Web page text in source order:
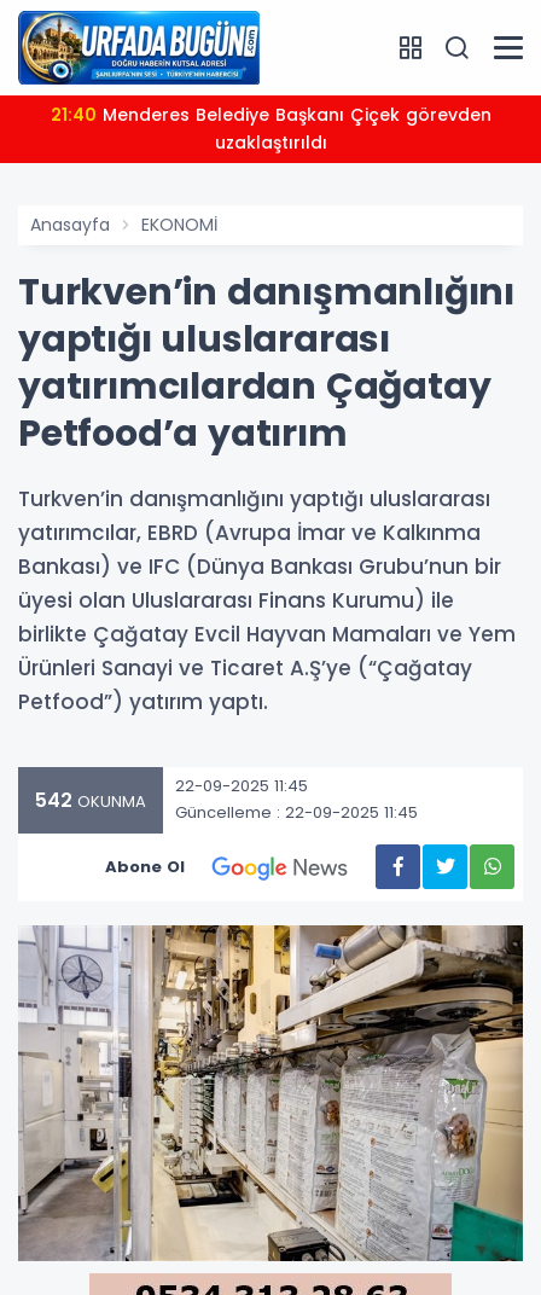
21:40
uzaklaştırıldı
Anasayfa EKONOMİ
Turkven’in danışmanlığını
yaptığı uluslararası
yatırımcılardan Çağatay
Petfood’a yatırım
Turkven’in danışmanlığını yaptığı uluslararası
yatırımcılar, EBRD (Avrupa İmar ve Kalkınma
Bankası) ve IFC (Dünya Bankası Grubu’nun bir
üyesi olan Uluslararası Finans Kurumu) ile
birlikte Çağatay Evcil Hayvan Mamaları ve Yem
Ürünleri Sanayi ve Ticaret A.Ş’ye (“Çağatay
Petfood”) yatırım yaptı.
542 OKUNMA
22-09-2025 11:45
Güncelleme : 22-09-2025 11:45
Abone Ol